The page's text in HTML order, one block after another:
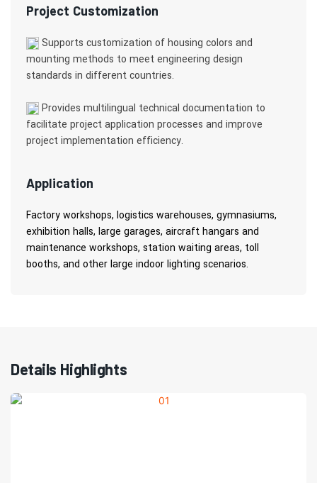
Project Customization
Supports customization of housing colors and
mounting methods to meet engineering design
standards in different countries.
Provides multilingual technical documentation to
facilitate project application processes and improve
project implementation efficiency.
Application
Factory workshops, logistics warehouses, gymnasiums,
exhibition halls, large garages, aircraft hangars and
maintenance workshops, station waiting areas, toll
booths, and other large indoor lighting scenarios.
Details Highlights